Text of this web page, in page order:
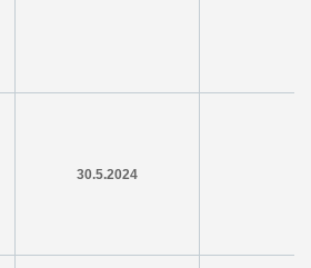
30.5.2024